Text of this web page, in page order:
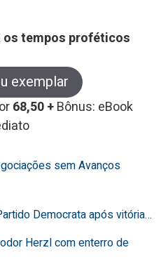
os tempos proféticos
exemplar
68,50 +Bônus: eBook
sem Avanços
Democrata após vitória…
Herzl com enterro de